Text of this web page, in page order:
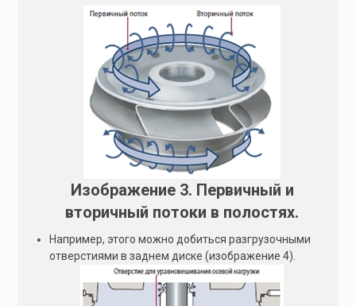
Изображение 3. Первичный и
вторичный потоки в полостях.
Например, этого можно добиться разгрузочными
отверстиями в заднем диске (изображение 4).